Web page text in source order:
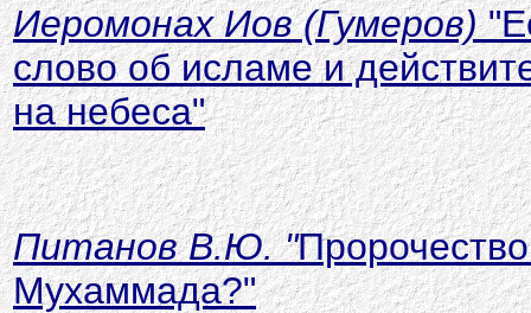
Иеромонах Иов (Гумеров)"
слово об исламе и
на небеса"
Питанов В.Ю. "
Мухаммада?"